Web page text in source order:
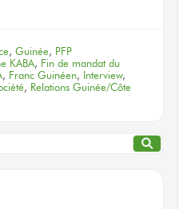
, Guinée, PFP
KABA, Fin de mandat du
, Franc Guinéen, Interview,
, Relations Guinée/Côte